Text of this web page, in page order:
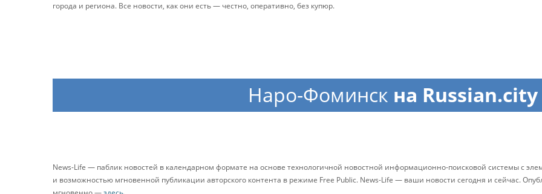
города и региона. Все новости, как они есть — честно, оперативно, без купюр.
Наро-Фоминск на Russian.city
News-Life — паблик новостей в календарном формате на основе технологичной новостной информационно-поисковой системы с
и возможностью мгновенной публикации авторского контента в режиме Free Public. News-Life — ваши новости сегодня и сейчас.